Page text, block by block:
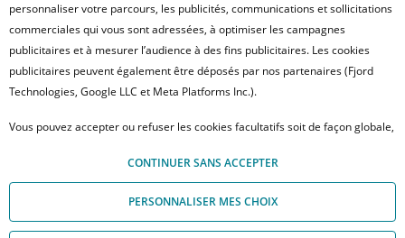
HONORAIRES GESTION LOCATIVE
GESTION DE VOS DONNÉES PERSONNELLES
ACCESSIBILITÉ : NON CONFORME
© Crédit Agricole Immobilier – 12 place des États-Unis – 92545 Montrouge
Cedex
personnaliser votre parcours, les publicités, communications et sollicitations
commerciales qui vous sont adressées, à optimiser les campagnes
publicitaires et à mesurer l’audience à des fins publicitaires. Les cookies
publicitaires peuvent également être déposés par nos partenaires (Fjord
Technologies, Google LLC et Meta Platforms Inc.).
Vous pouvez accepter ou refuser les cookies facultatifs soit de façon globale,
pas poursuivre votre navigation sur notre site. Votre choix peut être modifié
à tout moment, en cliquant sur le lien « Module de Gestion des cookies", en
CONTINUER SANS ACCEPTER
PERSONNALISER MES CHOIX